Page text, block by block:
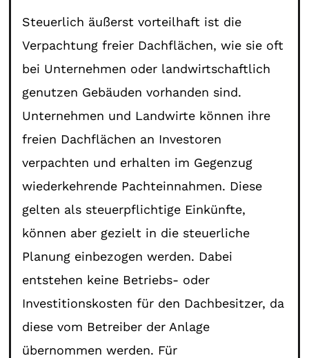
Steuerlich äußerst vorteilhaft ist die
Verpachtung freier Dachflächen, wie sie oft
bei Unternehmen oder landwirtschaftlich
genutzen Gebäuden vorhanden sind.
Unternehmen und Landwirte können ihre
freien Dachflächen an Investoren
verpachten und erhalten im Gegenzug
wiederkehrende Pachteinnahmen. Diese
gelten als steuerpflichtige Einkünfte,
können aber gezielt in die steuerliche
Planung einbezogen werden. Dabei
entstehen keine Betriebs- oder
Investitionskosten für den Dachbesitzer, da
diese vom Betreiber der Anlage
übernommen werden. Für